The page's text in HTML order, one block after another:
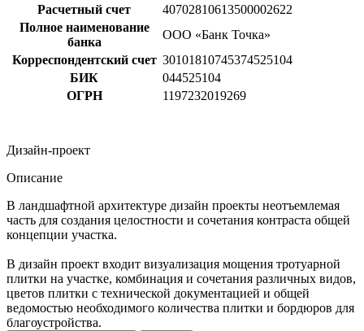
Расчетный счет
40702810613500002622
Полное наименование
банка
ООО «Банк Точка»
Корреспондентский счет 30101810745374525104
БИК
044525104
ОГРН
1197232019269
Дизайн-проект
Описание
В ландшафтной архитектуре дизайн проекты неотъемлемая
часть для создания целостности и сочетания контраста общей
концепции участка.
В дизайн проект входит визуализация мощения тротуарной
плитки на участке, комбинация и сочетания различных видов,
цветов плитки с технической документацией и общей
ведомостью необходимого количества плитки и бордюров для
благоустройства.